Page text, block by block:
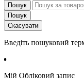
Пошук
Пошук
Скасувати
Введіть пошуковий
Мій Обліковий запис